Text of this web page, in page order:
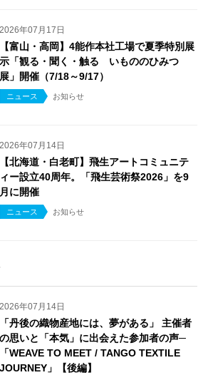
2026年07月17日
【富山・高岡】4能作本社工場で夏季特別展
示「観る・聞く・触る いもののひみつ
展」開催（7/18～9/17）
ニュース お知らせ
2026年07月14日
【北海道・白老町】飛生アートコミュニテ
ィー設立40周年。「飛生芸術祭2026」を9
月に開催
ニュース お知らせ
2026年07月14日
「丹後の織物産地には、夢がある」 主催者
の思いと「本気」に出会えた参加者の声─
「WEAVE TO MEET / TANGO TEXTILE
JOURNEY」【後編】